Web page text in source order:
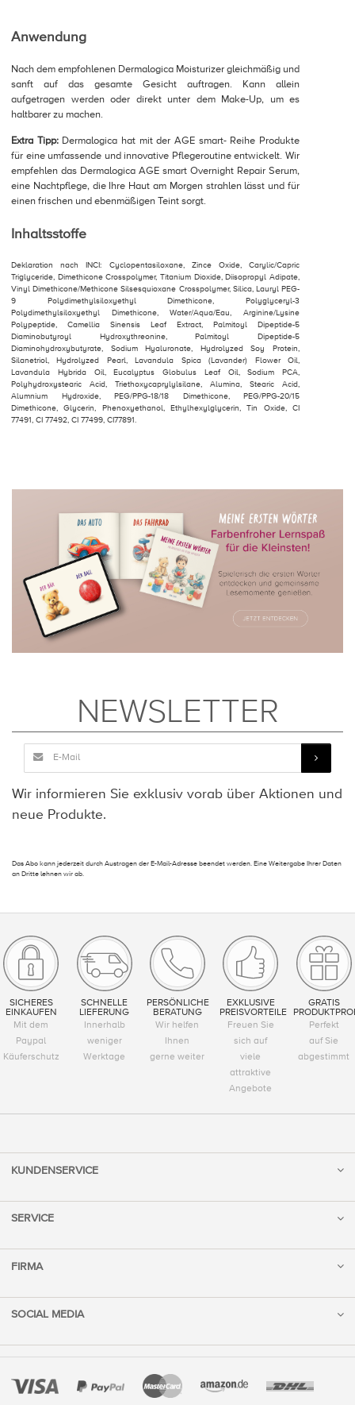
Anwendung
Nach dem empfohlenen Dermalogica Moisturizer gleichmäßig und
sanft auf das gesamte Gesicht auftragen. Kann allein
aufgetragen werden oder direkt unter dem Make-Up, um es
haltbarer zu machen.
Extra Tipp:Dermalogica hat mit der AGE smart- Reihe Produkte
für eine umfassende und innovative Pflegeroutine entwickelt. Wir
empfehlen das Dermalogica AGE smart Overnight Repair Serum,
eine Nachtpflege, die Ihre Haut am Morgen strahlen lässt und für
einen frischen und ebenmäßigen Teint sorgt.
Inhaltsstoffe
Deklaration nach INCI: Cyclopentasiloxane, Zince Oxide, Carylic/Capric
Triglyceride, Dimethicone Crosspolymer, Titanium Dioxide, Diisopropyl Adipate,
Vinyl Dimethicone/Methicone Silsesquioxane Crosspolymer, Silica, Lauryl PEG-
9 Polydimethylsiloxyethyl Dimethicone, Polyglyceryl-3
Polydimethylsiloxyethyl Dimethicone, Water/Aqua/Eau, Arginine/Lysine
Polypeptide, Camellia Sinensis Leaf Extract, Palmitoyl Dipeptide-5
Diaminobutyroyl Hydroxythreonine, Palmitoyl Dipeptide-5
Diaminohydroxybutyrate, Sodium Hyaluronate, Hydrolyzed Soy Protein,
Silanetriol, Hydrolyzed Pearl, Lavandula Spica (Lavander) Flower Oil,
Lavandula Hybrida Oil, Eucalyptus Globulus Leaf Oil, Sodium PCA,
Polyhydroxystearic Acid, Triethoxycaprylylsilane, Alumina, Stearic Acid,
Alumnium Hydroxide, PEG/PPG-18/18 Dimethicone, PEG/PPG-20/15
Dimethicone, Glycerin, Phenoxyethanol, Ethylhexylglycerin, Tin Oxide, CI
77491, CI 77492, CI 77499, CI77891.
NEWSLETTER
Wir informieren Sie exklusiv vorab über Aktionen und
neue Produkte.
Das Abo kann jederzeit durch Austragen der E-Mail-Adresse beendet werden. Eine Weitergabe Ihrer Daten
an Dritte lehnen wir ab.
SICHERES
EINKAUFEN
Mit dem
Paypal
Käuferschutz
SCHNELLE
LIEFERUNG
Innerhalb
weniger
Werktage
PERSÖNLICHE
BERATUNG
Wir helfen
Ihnen
gerne weiter
EXKLUSIVE
PREISVORTEILE
Freuen Sie
sich auf
viele
attraktive
Angebote
GRATIS
Perfekt
auf Sie
abgestimmt
KUNDENSERVICE
SERVICE
FIRMA
SOCIAL MEDIA